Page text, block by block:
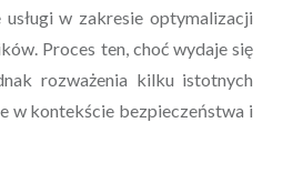
w zakresie optymalizacji
Proces ten, choć wydaje się
rozważenia kilku istotnych
w kontekście bezpieczeństwa i